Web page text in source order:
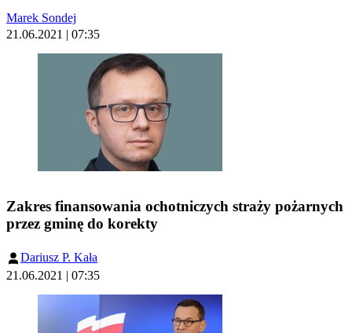
Marek Sondej
21.06.2021 | 07:35
Zakres finansowania ochotniczych straży pożarnych
przez gminę do korekty
Dariusz P. Kała
21.06.2021 | 07:35